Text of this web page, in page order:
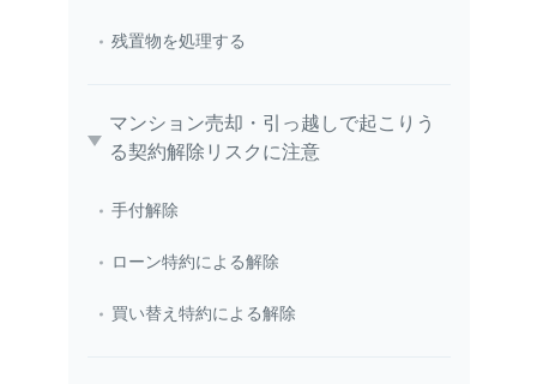
残置物を処理する
マンション売却・引っ越しで起こりう
る契約解除リスクに注意
手付解除
ローン特約による解除
買い替え特約による解除